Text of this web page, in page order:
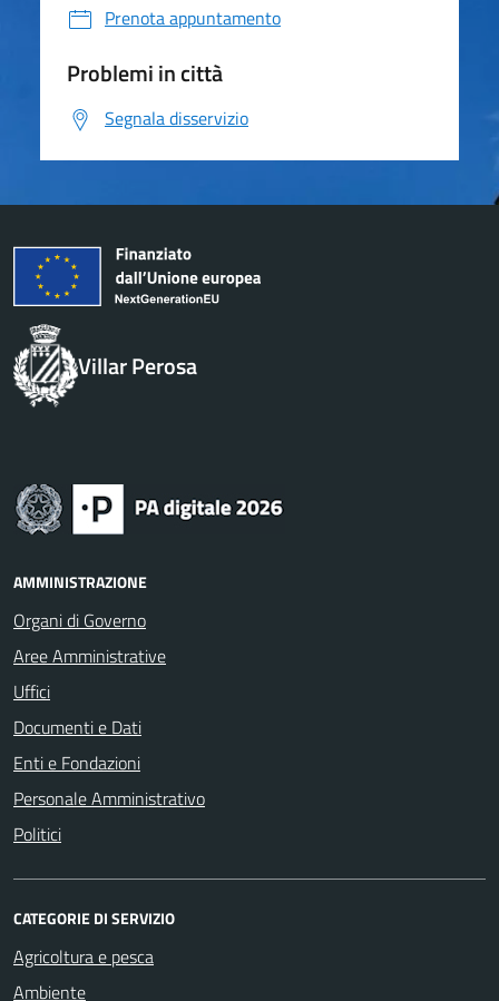
Prenota appuntamento
Problemi in città
Segnala disservizio
Villar Perosa
AMMINISTRAZIONE
Organi di Governo
Aree Amministrative
Uffici
Documenti e Dati
Enti e Fondazioni
Personale Amministrativo
Politici
CATEGORIE DI SERVIZIO
Agricoltura e pesca
Ambiente